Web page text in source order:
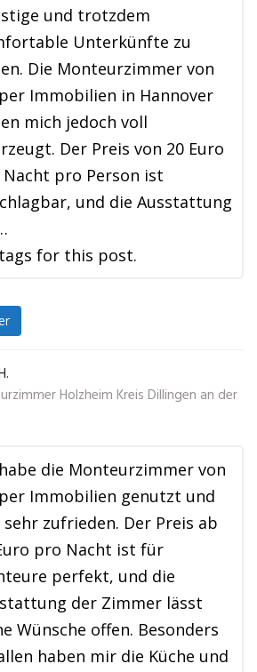
und trotzdem
Unterkünfte zu
Die Monteurzimmer von
Immobilien in Hannover
mich jedoch voll
Der Preis von 20 Euro
pro Person ist
und die Ausstattung
for this post.
Holzheim Kreis Dillingen an der
die Monteurzimmer von
Immobilien genutzt und
zufrieden. Der Preis ab
pro Nacht ist für
perfekt, und die
der Zimmer lässt
Wünsche offen. Besonders
haben mir die Küche und